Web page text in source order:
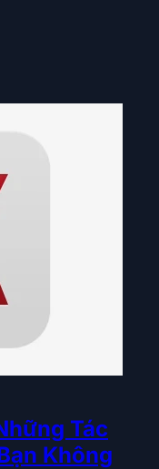
Tác
Không